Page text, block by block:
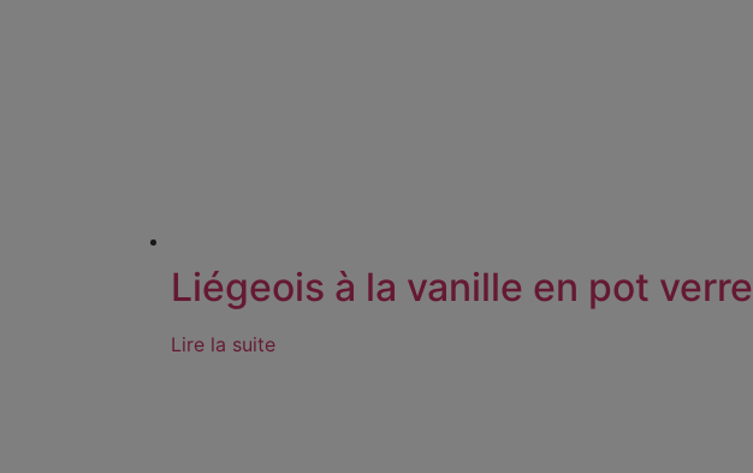
Liégeois à la vanille en pot verre
Lire la suite